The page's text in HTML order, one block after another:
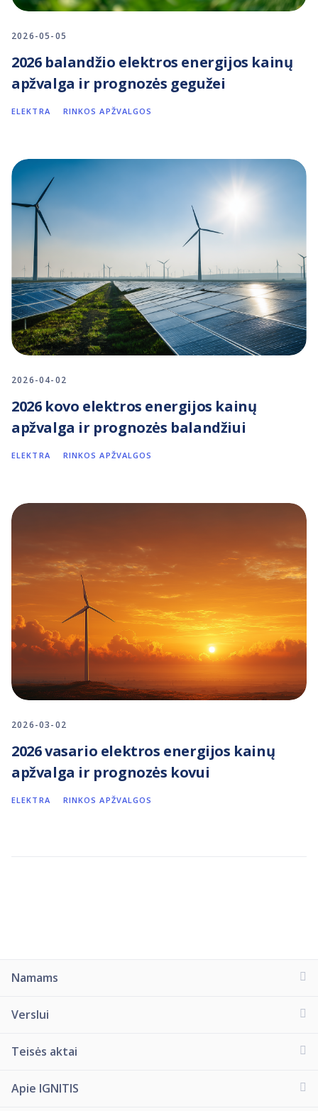
2026-05-05
2026 balandžio elektros energijos kainų
apžvalga ir prognozės gegužei
ELEKTRA RINKOS APŽVALGOS
2026-04-02
2026 kovo elektros energijos kainų
apžvalga ir prognozės balandžiui
ELEKTRA RINKOS APŽVALGOS
2026-03-02
2026 vasario elektros energijos kainų
apžvalga ir prognozės kovui
ELEKTRA RINKOS APŽVALGOS
Namams
Verslui
Teisės aktai
Apie IGNITIS